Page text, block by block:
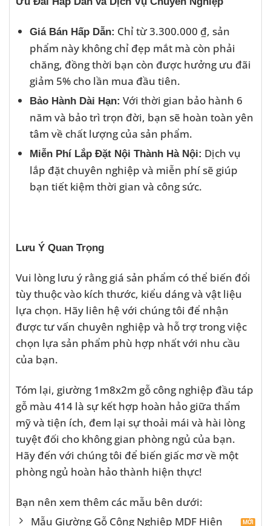
Giá Bán Hấp Dẫn: Chỉ từ 3.300.000 ₫, sản
phẩm này không chỉ đẹp mắt mà còn phải
chăng, đồng thời bạn còn được hưởng ưu đãi
giảm 5% cho lần mua đầu tiên.
Bảo Hành Dài Hạn: Với thời gian bảo hành 6
năm và bảo trì trọn đời, bạn sẽ hoàn toàn yên
tâm về chất lượng của sản phẩm.
Miễn Phí Lắp Đặt Nội Thành Hà Nội: Dịch vụ
lắp đặt chuyên nghiệp và miễn phí sẽ giúp
bạn tiết kiệm thời gian và công sức.
Lưu Ý Quan Trọng
Vui lòng lưu ý rằng giá sản phẩm có thể biến đổi
tùy thuộc vào kích thước, kiểu dáng và vật liệu
lựa chọn. Hãy liên hệ với chúng tôi để nhận
được tư vấn chuyên nghiệp và hỗ trợ trong việc
chọn lựa sản phẩm phù hợp nhất với nhu cầu
của bạn.
Tóm lại, giường 1m8x2m gỗ công nghiệp đầu táp
gỗ màu 414 là sự kết hợp hoàn hảo giữa thẩm
mỹ và tiện ích, đem lại sự thoải mái và hài lòng
tuyệt đối cho không gian phòng ngủ của bạn.
Hãy đến với chúng tôi để biến giấc mơ về một
phòng ngủ hoàn hảo thành hiện thực!
Bạn nên xem thêm các mẫu bên dưới:
Mẫu Giường Gỗ Công Nghiệp MDF Hiện